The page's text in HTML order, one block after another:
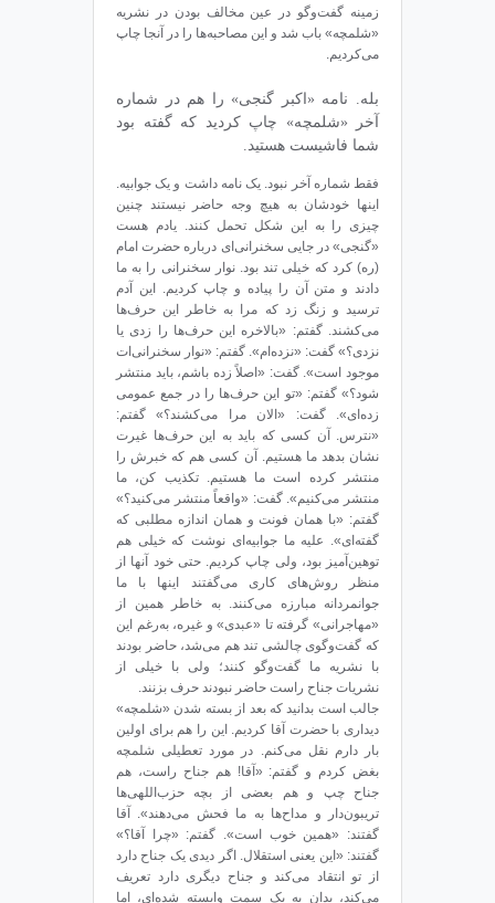
زمینه‌ گفت‌وگو در عین مخالف بودن در نشریه‌
«شلمچه» باب شد و این مصاحبه‌ها را در آنجا چاپ
می‌کردیم.
بله. نامه‌ «اکبر گنجی» را هم در شماره‌
آخر «شلمچه» چاپ کردید که گفته بود
شما فاشیست هستید.
فقط شماره‌ آخر نبود. یک نامه داشت و یک جوابیه.
اینها خودشان به هیچ وجه حاضر نیستند چنین
چیزی را به این شکل تحمل کنند. یادم هست
«گنجی» در جایی سخنرانی‌ای درباره‌ حضرت امام
(ره) کرد که خیلی تند بود. نوار سخنرانی را به ما
دادند و متن آن را پیاده و چاپ کردیم. این آدم
ترسید و زنگ زد که مرا به خاطر این حرف‌ها
می‌کشند. گفتم: «بالاخره این حرف‌ها را زدی یا
نزدی؟» گفت: «نزده‌ام». گفتم: «نوار سخنرانی‌ات
موجود است». گفت: «اصلاً زده باشم، باید منتشر
شود؟» گفتم: «تو این حرف‌ها را در جمع عمومی
زده‌ای». گفت: «الان مرا می‌کشند؟» گفتم:
«نترس. آن کسی که باید به این حرف‌ها غیرت
نشان بدهد ما هستیم. آن کسی هم که خبرش را
منتشر کرده است ما هستیم. تکذیب کن، ما
منتشر می‌کنیم». گفت: «واقعاً منتشر می‌کنید؟»
گفتم: «با همان فونت و همان اندازه مطلبی که
گفته‌ای». علیه ما جوابیه‌ای نوشت که خیلی هم
توهین‌آمیز بود، ولی چاپ کردیم. حتی خود آنها از
منظر روش‌های کاری می‌گفتند اینها با ما
جوانمردانه مبارزه می‌کنند. به خاطر همین از
«مهاجرانی» گرفته تا «عبدی» و غیره، به‌رغم این
که گفت‌وگوی چالشی تند هم می‌شد، حاضر بودند
با نشریه‌ ما گفت‌وگو کنند؛ ولی با خیلی از
نشریات جناح راست حاضر نبودند حرف بزنند.
جالب است بدانید که بعد از بسته شدن «شلمچه»
دیداری با حضرت آقا کردیم. این را هم برای اولین
بار دارم نقل می‌کنم. در مورد تعطیلی شلمچه
بغض کردم و گفتم: «آقا! هم جناح راست، هم
جناح چپ و هم بعضی از بچه حزب‌اللهی‌ها
تریبون‌دار و مداح‌ها به ما فحش می‌دهند». آقا
گفتند: «همین خوب است». گفتم: «چرا آقا؟»
گفتند: «این یعنی استقلال. اگر دیدی یک جناح دارد
از تو انتقاد می‌کند و جناح دیگری دارد تعریف
می‌کند، بدان به یک سمت وابسته شده‌ای، اما